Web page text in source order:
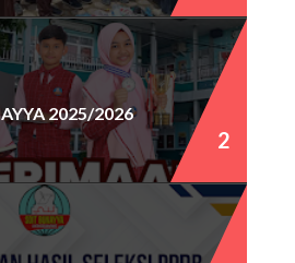
2025/2026